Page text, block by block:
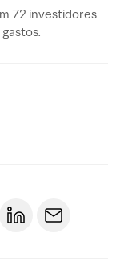
72 investidores